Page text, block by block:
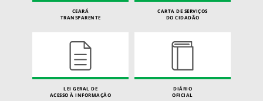
CEARÁ
TRANSPARENTE
CARTA DE SERVIÇOS
DO CIDADÃO
LEI GERAL DE
ACESSO À INFORMAÇÃO
DIÁRIO
OFICIAL